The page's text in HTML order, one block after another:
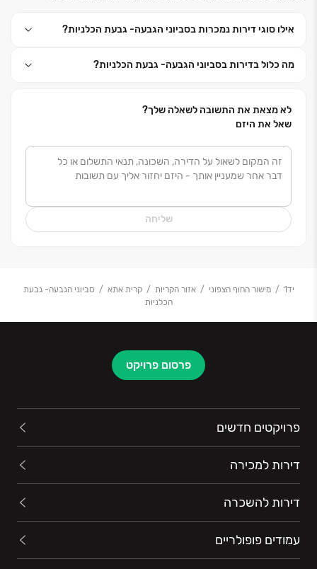
אילו סוגי דירות נמכרות בסביוני הגבעה- גבעת הכלניות?
מה כלול בדירות בסביוני הגבעה- גבעת הכלניות?
לא מצאת את התשובה לשאלה שלך?
שאל את היזם
שליחה
יד1 מישור החוף הצפוני אזור הקריות קרית אתא
סביוני הגבעה- גבעת
הכלניות
פרסום פרויקט
פרויקטים חדשים
דירות למכירה
דירות להשכרה
עמודים פופולריים